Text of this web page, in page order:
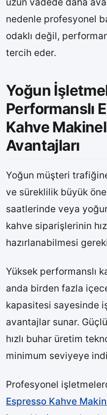
nedenle profesyonel
odaklı değil,
tercih eder.
Yoğun
Performanslı
Kahve
Avantajları
Yoğun müşteri
ve süreklilik büyük
saatlerinde veya
kahve siparişlerinin
hazırlanabilmesi
Yüksek performanslı
anda birden fazla
kapasitesi sayesinde
avantajlar sunar.
hızlı buhar üretim
minimum seviyeye
Profesyonel
Espresso Kahve